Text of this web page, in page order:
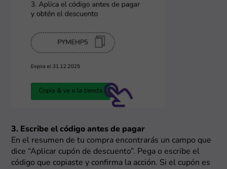
3. Escribe el código antes de pagar
En el resumen de tu compra encontrarás un campo que
dice “Aplicar cupón de descuento”. Pega o escribe el
código que copiaste y confirma la acción. Si el cupón es